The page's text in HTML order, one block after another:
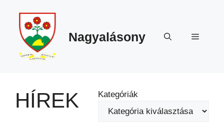
tartalomba
Nagyalásony Menü
HÍREK Kategóriák